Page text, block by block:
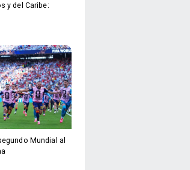
y del Caribe:
Mundial al